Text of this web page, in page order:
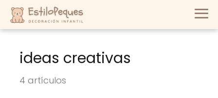
ideas creativas
4 artículos